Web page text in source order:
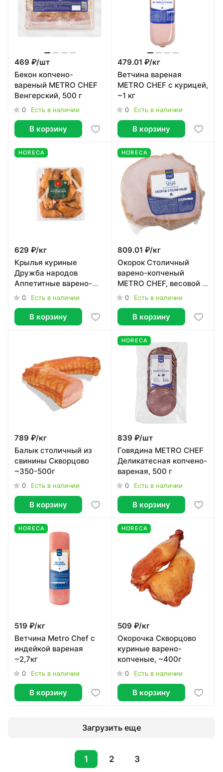
469 ₽/шт
Бекон копчено-
вареный METRO CHEF
Венгерский, 500 г
0 Есть в наличии
В корзину
479.01 ₽/кг
Ветчина вареная
METRO CHEF с курицей,
~1 кг
0 Есть в наличии
В корзину
HORECA
629 ₽/кг
Крылья куриные
Дружба народов
Аппетитные варено-
копченые, ~1кг
0 Есть в наличии
В корзину
HORECA
809.01 ₽/кг
Окорок Столичный
варено-копченый
METRO CHEF, весовой ~
1кг
0 Есть в наличии
В корзину
789 ₽/кг
Балык столичный из
свинины Скворцово
~350-500г
0 Есть в наличии
В корзину
HORECA
839 ₽/шт
Говядина METRO CHEF
Деликатесная копчено-
вареная, 500 г
0 Есть в наличии
В корзину
HORECA
519 ₽/кг
Ветчина Metro Chef с
индейкой вареная
~2,7кг
0 Есть в наличии
В корзину
HORECA
509 ₽/кг
Окорочка Скворцово
куриные варено-
копченые, ~400г
0 Есть в наличии
В корзину
Загрузить еще
1 2 3